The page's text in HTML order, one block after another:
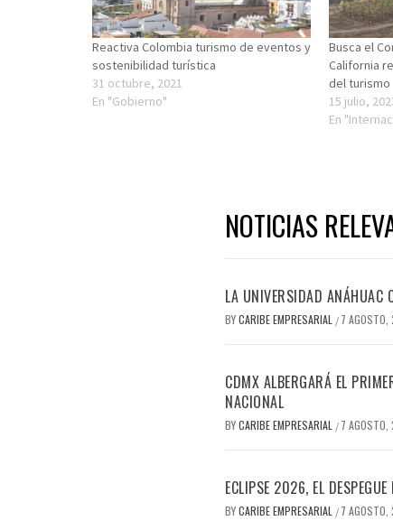
Reactiva Colombia turismo de eventos y
sostenibilidad turística
31 octubre, 2021
En "Gobierno"
Busca el
California
del turismo
15 julio,
En
NOTICIAS
LA UNIVERSIDAD ANÁHUAC
BYCARIBE EMPRESARIAL / 7
CDMX ALBERGARÁ EL
NACIONAL
BYCARIBE EMPRESARIAL / 7
ECLIPSE 2026, EL
BYCARIBE EMPRESARIAL / 7